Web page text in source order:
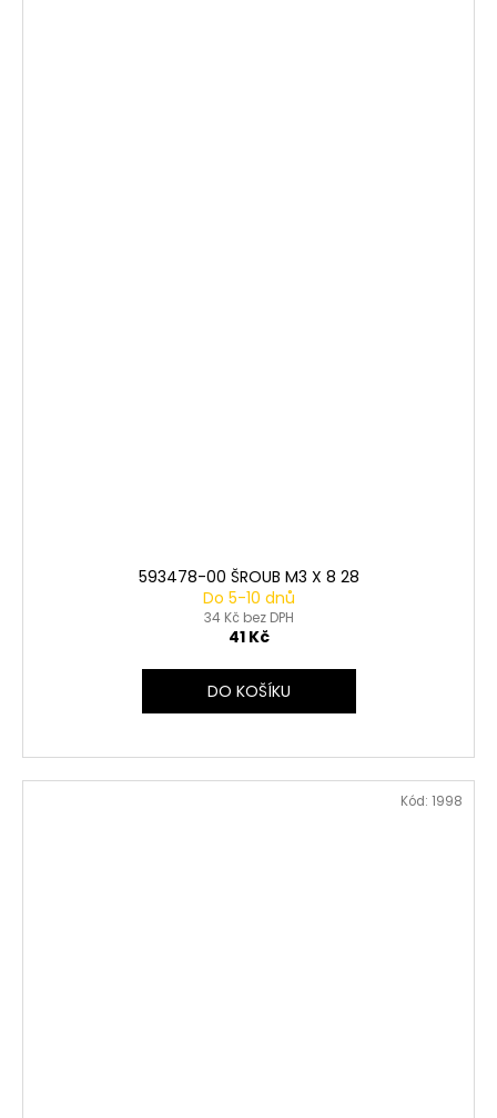
593478-00 ŠROUB M3 X 8 28
Do 5-10 dnů
34 Kč bez DPH
41 Kč
DO KOŠÍKU
Kód: 1998